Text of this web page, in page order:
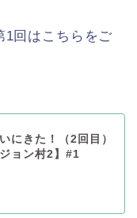
1回はこちらをご
にきた！（2回目）
ョン村2】#1